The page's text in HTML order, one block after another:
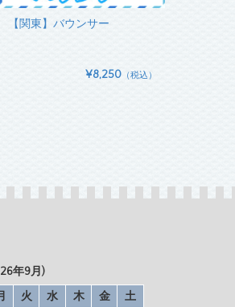
【関東】バウンサー
¥8,250（税込）
年9月)
火 水 木 金
土